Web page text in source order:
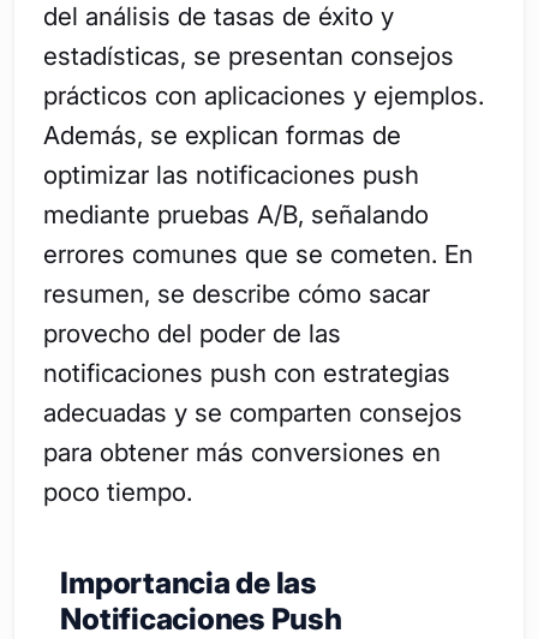
del análisis de tasas de éxito y
estadísticas, se presentan consejos
prácticos con aplicaciones y ejemplos.
Además, se explican formas de
optimizar las notificaciones push
mediante pruebas A/B, señalando
errores comunes que se cometen. En
resumen, se describe cómo sacar
provecho del poder de las
notificaciones push con estrategias
adecuadas y se comparten consejos
para obtener más conversiones en
poco tiempo.
Importancia de las
Notificaciones Push